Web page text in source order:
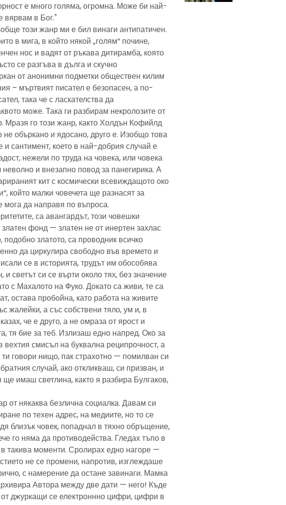
е много голяма, огромна. Може би най-
вярвам в Бог."
този жанр ми е бил винаги антипатичен.
в мига, в който някой „голям“ почине,
нос и вадят от ръкава дитирамба, която
се разгъва в дълга и скучно
от анонимни подметки обществен килим
– мъртвият писател е безопасен, а по-
така че с ласкателства да
може. Така ги разбирам некролозите от
Мразя го този жанр, както Холдън Кофийлд
объркано и ядосано, друго е. Изобщо това
и сантимент, което в най-добрия случай е
нежели по труда на човека, или човека
неволно и внезапно повод за панегирика. А
кит с космически всевиждащото око
който малки човечета ще разнасят за
да направя по въпроса.
са авангардът, този човешки
фонд — златен не от инертен захлас
подобно златото, са проводник всичко
да циркулира свободно във времето и
се в историята, трудът им обособява
светът си се върти около тях, без значение
с Махалото на Фуко. Докато са живи, те са
остава пробойна, като работа на живите
жалейки, а със собствени тяло, ум и, в
че е друго, а не омраза от ярост и
тя бие за теб. Излизаш едно напред. Око за
смисъл на буквална реципрочност, а
говори нищо, пак страхотно — помилван си
случай, ако откликваш, си призван, и
имаш светлина, както я разбира Булгаков,
от някаква безлична социалка. Давам си
по техен адрес, на медиите, но то се
близък човек, попаднал в тяхно обръщение,
го няма да противодейства. Гледах тъпо в
в такива моменти. Сролирах едно нагоре —
не се промени, напротив, изглеждаше
с намерение да остане завинаги. Мамка
Автора между две дати — него! Къде
от джуркащи се електроннно цифри, цифри в